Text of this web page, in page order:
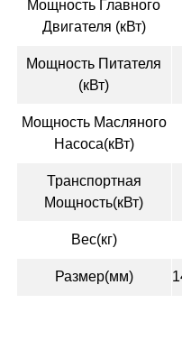
Мощность Главного
Двигателя (кВт)
Мощность Питателя
(кВт)
Мощность Масляного
Насоса(кВт)
Транспортная
Мощность(кВт)
Вес(кг)
Размер(мм)